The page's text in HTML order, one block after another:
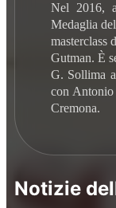
Nel 2016,
Medaglia
masterclass
Gutman. È
G. Sollima
con Antonio
Cremona.
Notizie